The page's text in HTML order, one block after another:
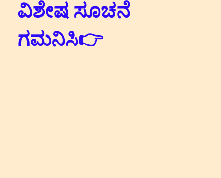
ವಿಶೇಷ ಸೂಚನೆ
ಗಮನಿಸಿ👉